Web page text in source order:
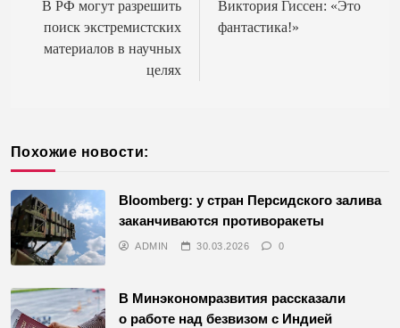
по
записям
В РФ могут разрешить
поиск экстремистских
материалов в научных
целях
Виктория Гиссен: «Это
фантастика!»
Похожие новости:
Bloomberg: у стран Персидского залива
заканчиваются противоракеты
ADMIN 30.03.2026 0
В Минэкономразвития рассказали
о работе над безвизом с Индией